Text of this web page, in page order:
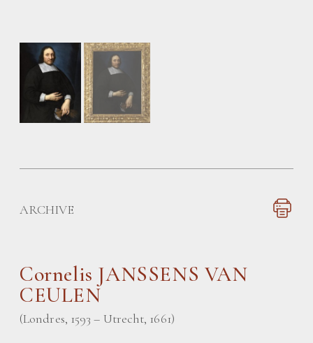
ARCHIVE
Cornelis JANSSENS VAN
CEULEN
(Londres, 1593 – Utrecht, 1661)